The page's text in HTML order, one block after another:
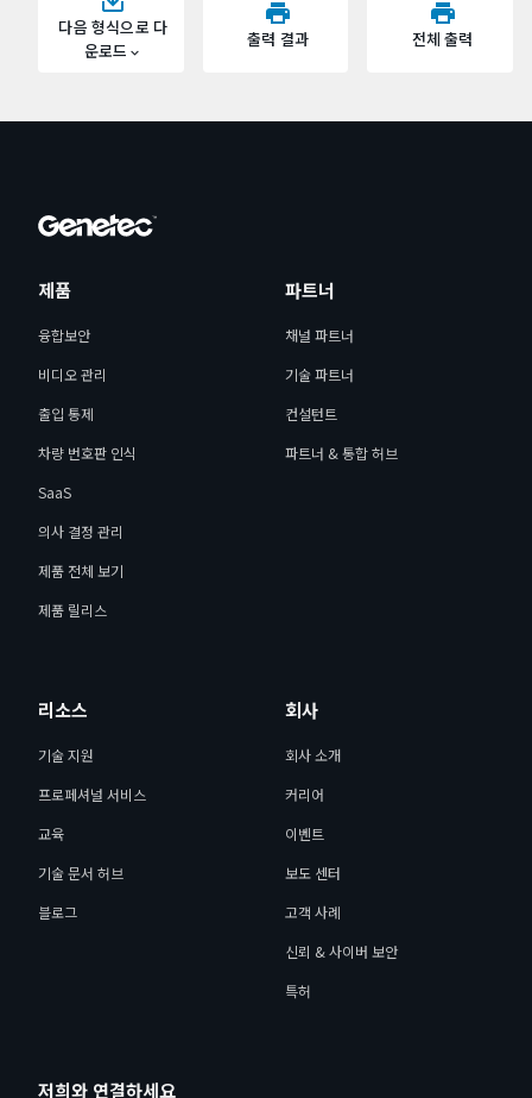
다음 형식으로 다
운로드
출력 결과 전체 출력
제품
융합보안
비디오 관리
출입 통제
차량 번호판 인식
SaaS
의사 결정 관리
제품 전체 보기
제품 릴리스
파트너
채널 파트너
기술 파트너
컨설턴트
파트너 & 통합 허브
리소스
기술 지원
프로페셔널 서비스
교육
기술 문서 허브
블로그
회사
회사 소개
커리어
이벤트
보도 센터
고객 사례
신뢰 & 사이버 보안
특허
저희와 연결하세요